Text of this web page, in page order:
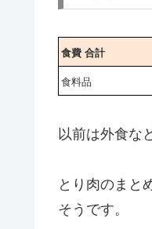
食費 合計
食料品
以前は外食な
とり肉のまと
そうです。